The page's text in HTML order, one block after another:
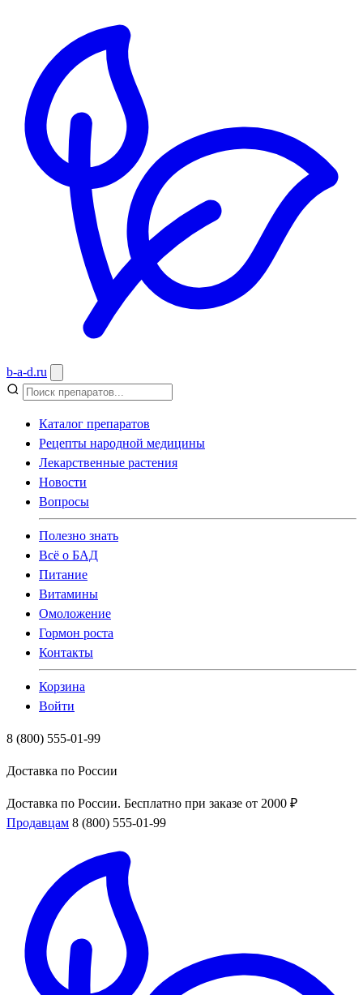
b-a-d.ru
Каталог препаратов
Рецепты народной медицины
Лекарственные растения
Новости
Вопросы
Полезно знать
Всё о БАД
Питание
Витамины
Омоложение
Гормон роста
Контакты
Корзина
Войти
8 (800) 555-01-99
Доставка по России
Доставка по России. Бесплатно при заказе от 2000 ₽
Продавцам 8 (800) 555-01-99